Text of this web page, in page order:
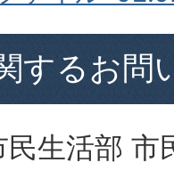
するお問
生活部 市